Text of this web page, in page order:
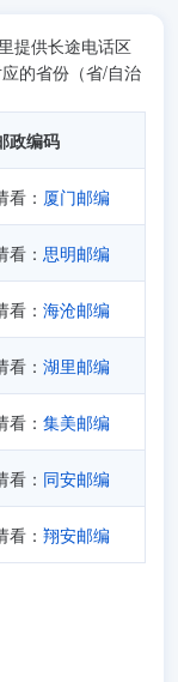
提供长途电话区
的省份（省/自治
政编码
看： 厦门邮编
看： 思明邮编
看： 海沧邮编
看： 湖里邮编
看： 集美邮编
看： 同安邮编
看： 翔安邮编